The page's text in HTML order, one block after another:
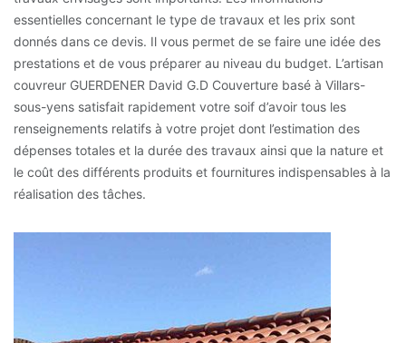
essentielles concernant le type de travaux et les prix sont
donnés dans ce devis. Il vous permet de se faire une idée des
prestations et de vous préparer au niveau du budget. L’artisan
couvreur GUERDENER David G.D Couverture basé à Villars-
sous-yens satisfait rapidement votre soif d’avoir tous les
renseignements relatifs à votre projet dont l’estimation des
dépenses totales et la durée des travaux ainsi que la nature et
le coût des différents produits et fournitures indispensables à la
réalisation des tâches.